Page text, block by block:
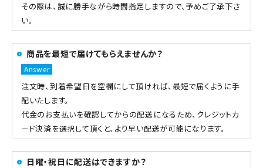
その際は、誠に勝手ながら時間指定しますので、予めご了承下さ
い。
商品を最短で届けてもらえませんか？
注文時、到着希望日を空欄にして頂ければ、最短で届くように手
配いたします。
代金のお支払いを確認してからの配送になるため、クレジットカ
ード決済を選択して頂くと、より早い配送が可能になります。
日曜・祝日に配送はできますか？